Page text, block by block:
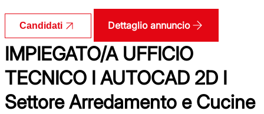
Candidati Dettaglio annuncio
IMPIEGATO/A UFFICIO
TECNICO I AUTOCAD 2D I
Settore Arredamento e Cucine